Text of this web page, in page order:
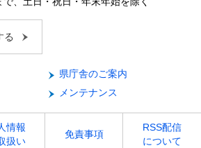
る
県庁舎のご案内
メンテナンス
情報
扱い
免責事項
RSS配信
について